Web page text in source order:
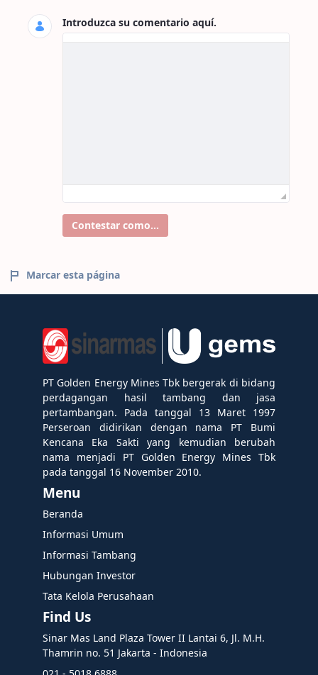
Introduzca su comentario aquí.
Contestar como...
Marcar esta página
PT Golden Energy Mines Tbk bergerak di bidang
perdagangan hasil tambang dan jasa
pertambangan. Pada tanggal 13 Maret 1997
Perseroan didirikan dengan nama PT Bumi
Kencana Eka Sakti yang kemudian berubah
nama menjadi PT Golden Energy Mines Tbk
pada tanggal 16 November 2010.
Menu
Beranda
Informasi Umum
Informasi Tambang
Hubungan Investor
Tata Kelola Perusahaan
Find Us
Sinar Mas Land Plaza Tower II Lantai 6, Jl. M.H.
Thamrin no. 51 Jakarta - Indonesia